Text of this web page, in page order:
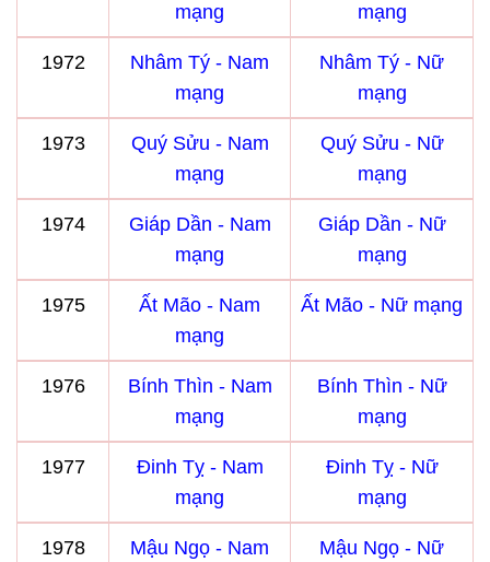
mạng
mạng
1972
Nhâm Tý - Nam
mạng
Nhâm Tý - Nữ
mạng
1973
Quý Sửu - Nam
mạng
Quý Sửu - Nữ
mạng
1974
Giáp Dần - Nam
mạng
Giáp Dần - Nữ
mạng
1975
Ất Mão - Nam
mạng
Ất Mão - Nữ mạng
1976
Bính Thìn - Nam
mạng
Bính Thìn - Nữ
mạng
1977
Đinh Tỵ - Nam
mạng
Đinh Tỵ - Nữ
mạng
1978
Mậu Ngọ - Nam
Mậu Ngọ - Nữ